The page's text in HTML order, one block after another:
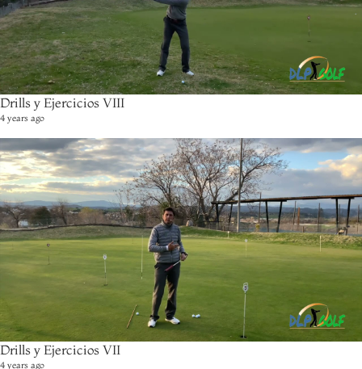
Drills y Ejercicios VIII
4 years ago
Drills y Ejercicios VII
4 years ago